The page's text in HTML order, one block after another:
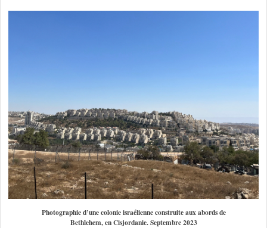
Photographie d’une colonie israélienne construite aux abords de
Bethlehem, en Cisjordanie. Septembre 2023